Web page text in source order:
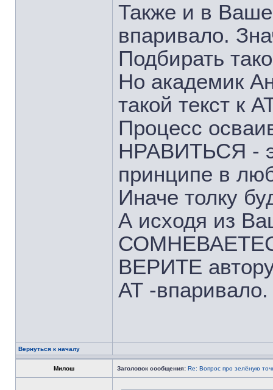
Также и в
впаривало.
Подбирать
Но академик
такой текст к
Процесс
НРАВИТЬСЯ -
принципе в
Иначе толку
А исходя из
ВЕРИТЕ
АТ -
Вернуться к началу
Милош Заголовок сообщения: Re: Вопрос про зелёную